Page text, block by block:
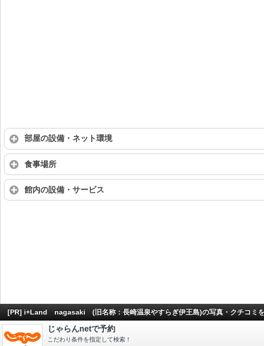
部屋の設備・ネット環境
食事場所
館内の設備・サービス
[PR] i+Land nagasaki (旧名称：長崎温泉やすらぎ伊王島)の写真・クチコミを
じゃらんnetで予約
こだわり条件を指定して検索！